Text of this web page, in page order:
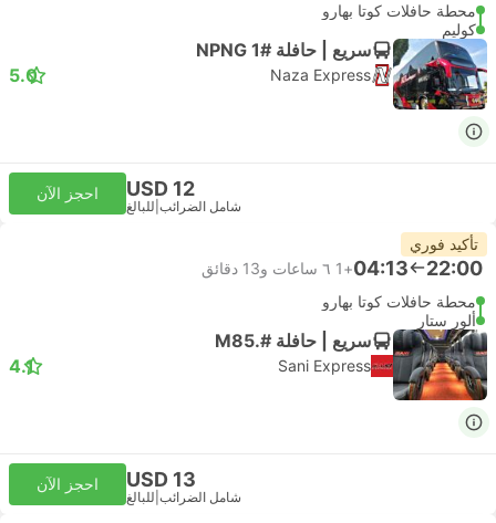
محطة حافلات كوتا بهارو
كوليم
سريع | حافلة #NPNG 1
Naza Express
5.0
USD 12
شامل الضرائب للبالغ
احجز الآن
تأكيد فوري
22:00
04:13
+1
٦ ساعات و‫13 دقائق
محطة حافلات كوتا بهارو
ألور ستار
سريع | حافلة #.M85
Sani Express
4.1
USD 13
شامل الضرائب للبالغ
احجز الآن